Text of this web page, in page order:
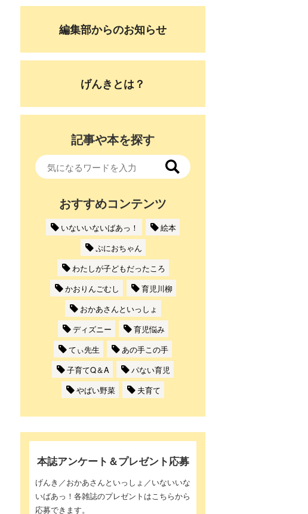
編集部からのお知らせ
げんきとは？
記事や本を探す
おすすめコンテンツ
いないいないばあっ！
絵本
ぷにおちゃん
わたしが子どもだったころ
かおりんごむし
育児川柳
おかあさんといっしょ
ディズニー
育児悩み
てぃ先生
あの手この手
子育てQ＆A
パない育児
やばい野菜
夫育て
本誌アンケート＆プレゼント応募
げんき／おかあさんといっしょ／いないいな
いばあっ！各雑誌のプレゼントはこちらから
応募できます。